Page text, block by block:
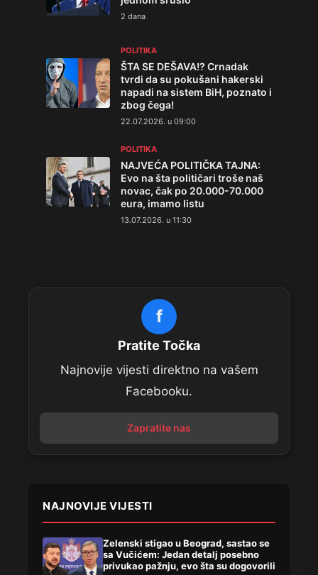
2 dana
POLITIKA
ŠTA SE DEŠAVA!? Crnadak
tvrdi da su pokušani hakerski
napadi na sistem BiH, poznato i
zbog čega!
22.07.2026. u 09:00
POLITIKA
NAJVEĆA POLITIČKA TAJNA:
Evo na šta političari troše naš
novac, čak po 20.000-70.000
eura, imamo listu
13.07.2026. u 11:30
f
Pratite Točka
Najnovije vijesti direktno na vašem
Facebooku.
Zapratite nas
NAJNOVIJE VIJESTI
Zelenski stigao u Beograd, sastao se
sa Vučićem: Jedan detalj posebno
privukao pažnju, evo šta su dogovorili